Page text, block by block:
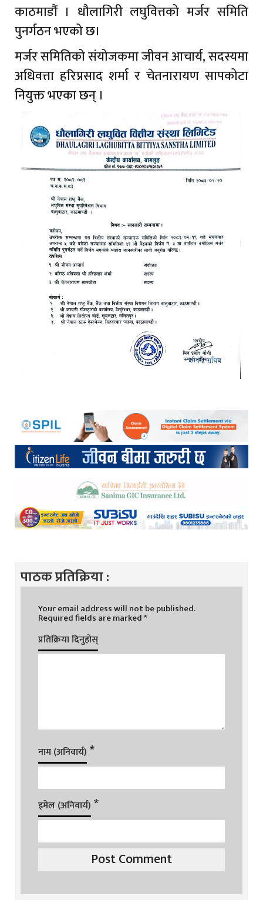
काठमाडौं । धौलागिरी लघुवित्तको मर्जर समिति
पुनर्गठन भएको छ।
मर्जर समितिको संयोजकमा जीवन आचार्य, सदस्यमा
अधिवत्ता हरिप्रसाद शर्मा र चेतनारायण सापकोटा
नियुक्त भएका छन् ।
पाठक प्रतिक्रिया :
Your email address will not be published.
Required fields are marked*
प्रतिक्रिया दिनुहोस्
नाम (अनिवार्य) *
इमेल (अनिवार्य) *